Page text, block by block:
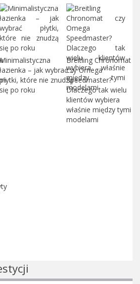
Minimalistyczna
łazienka – jak wybrać
płytki, które nie znudzą
się po roku
Breitling Chronomat
czy Omega
Speedmaster?
Dlaczego tak wielu
klientów wybiera
właśnie między tymi
modelami